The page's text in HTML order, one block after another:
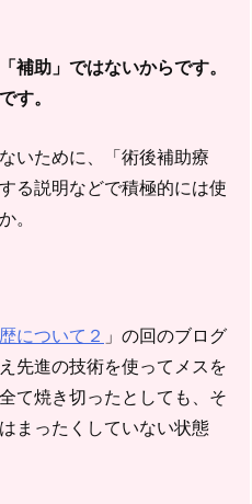
補助」ではないからです。
す。
いために、「術後補助療
る説明などで積極的には使
。
について２ 」の回のブログ
先進の技術を使ってメスを
て焼き切ったとしても、そ
まったくしていない状態